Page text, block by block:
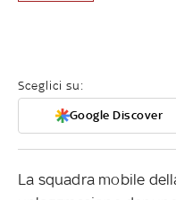
Sceglici su:
Google Discover
La squadra mobile